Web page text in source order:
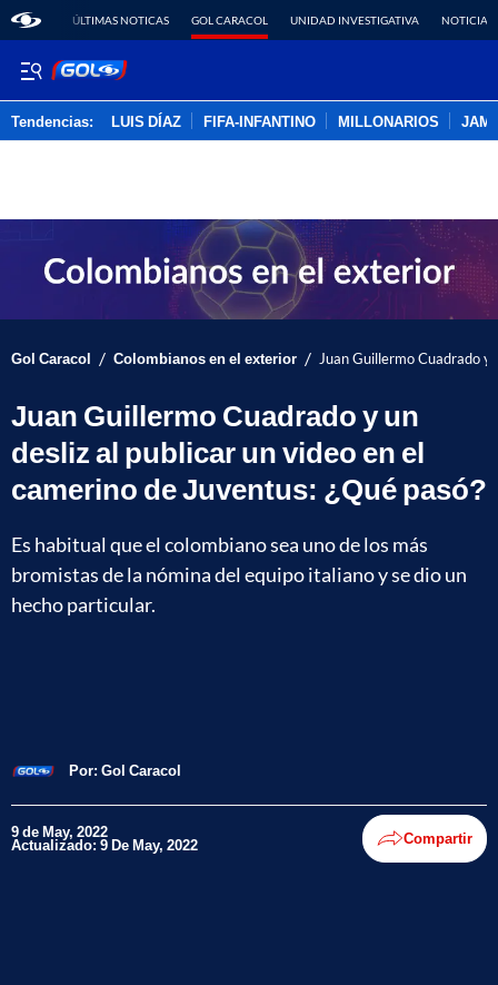
ÚLTIMAS NOTICAS GOL CARACOL UNIDAD INVESTIGATIVA NOTICIAS
Tendencias: LUIS DÍAZ FIFA-INFANTINO MILLONARIOS
Gol Caracol / Colombianos en el exterior / Juan Guillermo Cuadrado y
Juan Guillermo Cuadrado y un
desliz al publicar un video en el
camerino de Juventus: ¿Qué pasó?
Es habitual que el colombiano sea uno de los más
bromistas de la nómina del equipo italiano y se dio un
hecho particular.
Por: Gol Caracol
9 de May, 2022
Actualizado: 9 De May, 2022 Compartir